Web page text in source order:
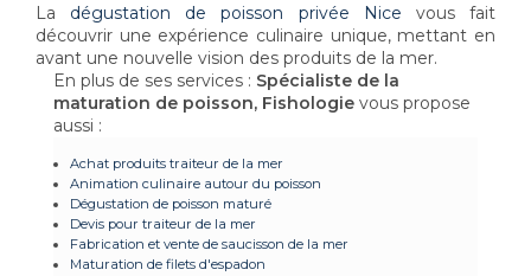
La dégustation de poisson privée Nice vous fait
découvrir une expérience culinaire unique, mettant en
avant une nouvelle vision des produits de la mer.
En plus de ses services : Spécialiste de la
maturation de poisson, Fishologie vous propose
aussi :
Achat produits traiteur de la mer
Animation culinaire autour du poisson
Dégustation de poisson maturé
Devis pour traiteur de la mer
Fabrication et vente de saucisson de la mer
Maturation de filets d'espadon